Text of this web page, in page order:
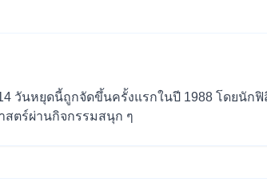
วันหยุดนี้ถูกจัดขึ้นครั้งแรกในปี 1988 โดยนัก
สตร์ผ่านกิจกรรมสนุก ๆ